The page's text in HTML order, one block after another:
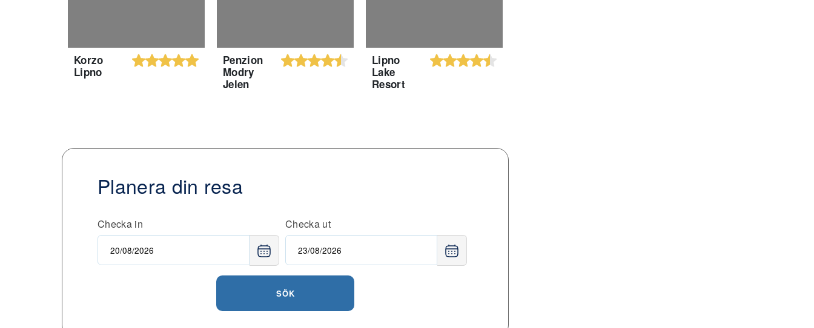
Korzo
Lipno
Penzion
Modry
Jelen
Lipno
Lake
Resort
Planera din resa
Checka in Checka ut
SÖK